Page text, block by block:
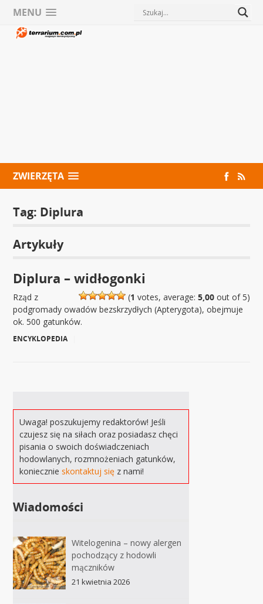
MENU
ZWIERZĘTA
Tag: Diplura
Artykuły
Diplura – widłogonki
(1 votes, average: 5,00out of 5)
Rząd z
podgromady owadów bezskrzydłych (Apterygota), obejmuje
ok. 500 gatunków.
ENCYKLOPEDIA
Uwaga! poszukujemy redaktorów! Jeśli
czujesz się na siłach oraz posiadasz chęci
pisania o swoich doświadczeniach
hodowlanych, rozmnożeniach gatunków,
koniecznieskontaktuj się z nami!
Wiadomości
Witelogenina – nowy alergen
pochodzący z hodowli
mączników
21 kwietnia 2026